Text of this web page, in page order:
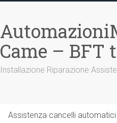
Came – BFT
Installazione Riparazione
Assistenza cancelli